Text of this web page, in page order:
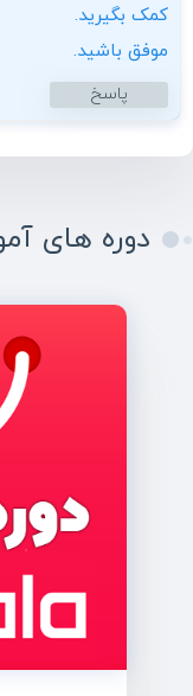
کمک بگیرید.
موفق باشید.
پاسخ
دوره های